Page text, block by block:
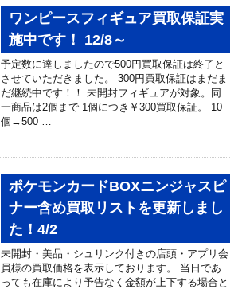
ワンピースフィギュア買取保証実
施中です！ 12/8～
予定数に達しましたので500円買取保証は終了と
させていただきました。 300円買取保証はまだま
だ継続中です！！ 未開封フィギュアが対象。同
一商品は2個まで 1個につき￥300買取保証。 10
個→500 …
ポケモンカードBOXニンジャスピ
ナー含め買取リストを更新しまし
た！4/2
未開封・美品・シュリンク付きの店頭・アプリ会
員様の買取価格を表示しております。 当日であ
っても在庫により予告なく金額が上下する場合と